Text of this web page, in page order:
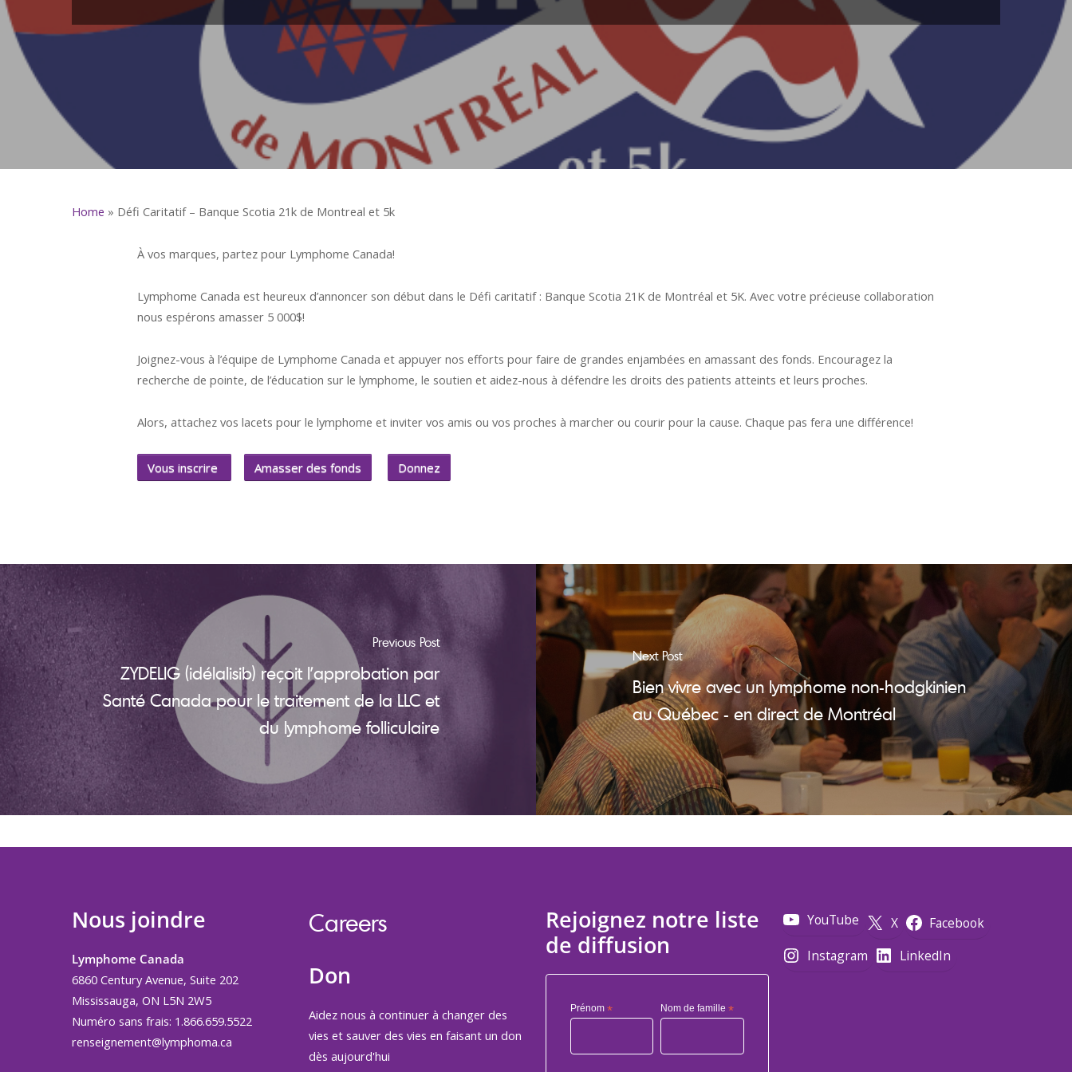
Home » Défi Caritatif – Banque Scotia 21k de Montreal et 5k
À vos marques, partez pour Lymphome Canada!
Lymphome Canada est heureux d’annoncer son début dans le Défi caritatif : Banque Scotia 21K de Montréal et 5K. Avec votre précieuse collaboration
nous espérons amasser 5 000$!
Joignez-vous à l’équipe de Lymphome Canada et appuyer nos efforts pour faire de grandes enjambées en amassant des fonds. Encouragez la
recherche de pointe, de l’éducation sur le lymphome, le soutien et aidez-nous à défendre les droits des patients atteints et leurs proches.
Alors, attachez vos lacets pour le lymphome et inviter vos amis ou vos proches à marcher ou courir pour la cause. Chaque pas fera une différence!
Vous inscrire Amasser des fonds Donnez
Previous Post
ZYDELIG (idélalisib) reçoit l’approbation par
Santé Canada pour le traitement de la LLC et
du lymphome folliculaire
Next Post
Bien vivre avec un lymphome non-hodgkinien
au Québec - en direct de Montréal
Nous joindre
Lymphome Canada
6860 Century Avenue, Suite 202
Mississauga, ON L5N 2W5
Numéro sans frais: 1.866.659.5522
renseignement@lymphoma.ca
Careers
Don
Aidez nous à continuer à changer des
vies et sauver des vies en faisant un don
dès aujourd'hui
Rejoignez notre liste
de diffusion
Prénom * Nom de famille *
YouTube X
Facebook
Instagram
LinkedIn